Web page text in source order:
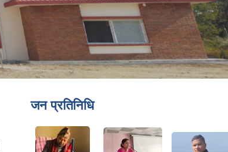
जन प्रतिनिधि